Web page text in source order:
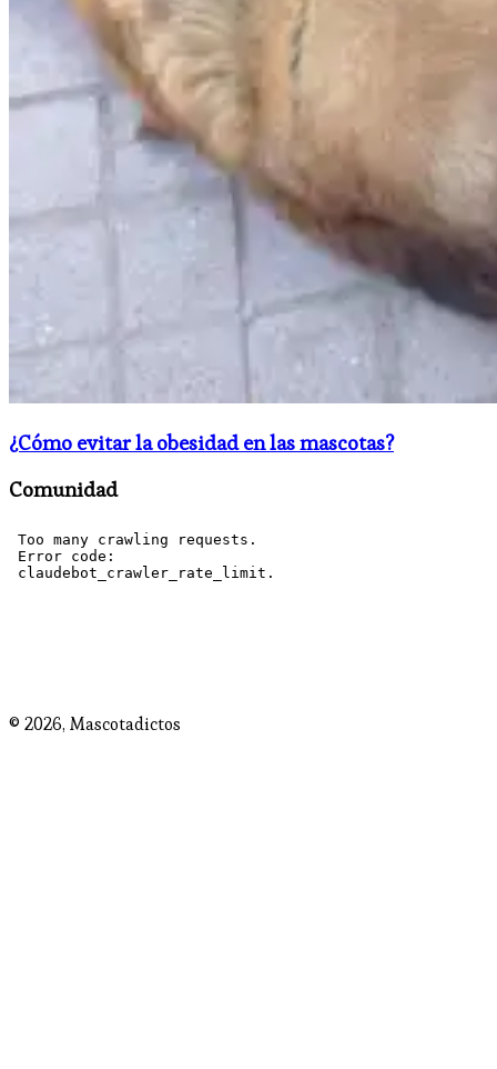
¿Cómo evitar la obesidad en las mascotas?
Comunidad
© 2026, Mascotadictos